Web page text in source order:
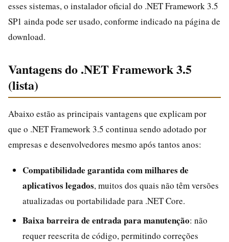
esses sistemas, o instalador oficial do .NET Framework 3.5
SP1 ainda pode ser usado, conforme indicado na página de
download.
Vantagens do .NET Framework 3.5
(lista)
Abaixo estão as principais vantagens que explicam por
que o .NET Framework 3.5 continua sendo adotado por
empresas e desenvolvedores mesmo após tantos anos:
Compatibilidade garantida com milhares de
aplicativos legados, muitos dos quais não têm versões
atualizadas ou portabilidade para .NET Core.
Baixa barreira de entrada para manutenção: não
requer reescrita de código, permitindo correções